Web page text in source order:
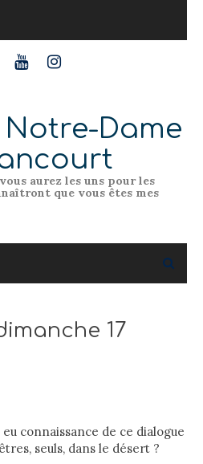
Notre-Dame
aurez les uns pour les
que vous êtes mes
17
connaissance de ce dialogue
seuls, dans le désert ?